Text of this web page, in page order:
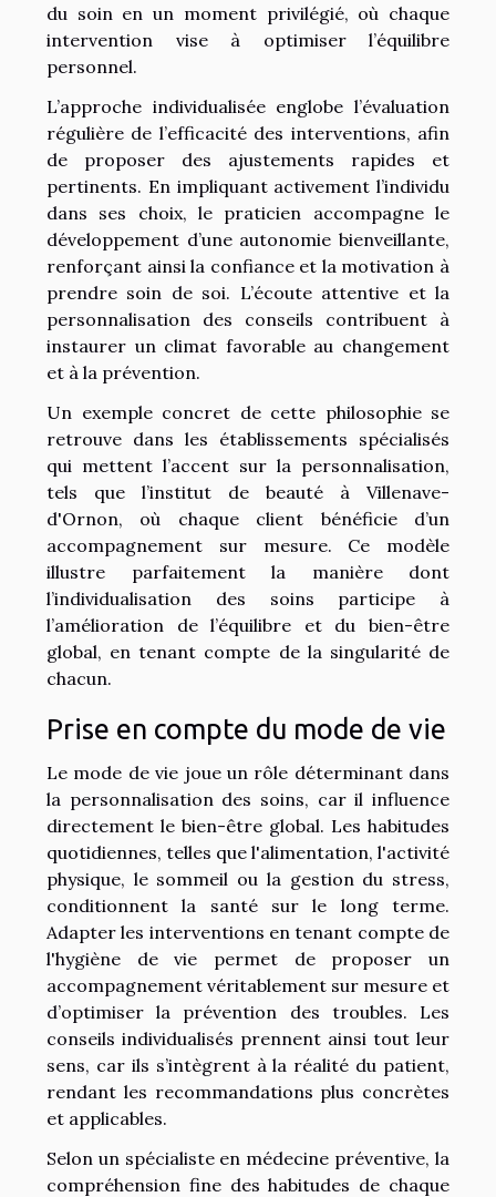
du soin en un moment privilégié, où chaque
intervention vise à optimiser l’équilibre
personnel.
L’approche individualisée englobe l’évaluation
régulière de l’efficacité des interventions, afin
de proposer des ajustements rapides et
pertinents. En impliquant activement l’individu
dans ses choix, le praticien accompagne le
développement d’une autonomie bienveillante,
renforçant ainsi la confiance et la motivation à
prendre soin de soi. L’écoute attentive et la
personnalisation des conseils contribuent à
instaurer un climat favorable au changement
et à la prévention.
Un exemple concret de cette philosophie se
retrouve dans les établissements spécialisés
qui mettent l’accent sur la personnalisation,
tels que l’institut de beauté à Villenave-
d'Ornon, où chaque client bénéficie d’un
accompagnement sur mesure. Ce modèle
illustre parfaitement la manière dont
l’individualisation des soins participe à
l’amélioration de l’équilibre et du bien-être
global, en tenant compte de la singularité de
chacun.
Prise en compte du mode de vie
Le mode de vie joue un rôle déterminant dans
la personnalisation des soins, car il influence
directement le bien-être global. Les habitudes
quotidiennes, telles que l'alimentation, l'activité
physique, le sommeil ou la gestion du stress,
conditionnent la santé sur le long terme.
Adapter les interventions en tenant compte de
l'hygiène de vie permet de proposer un
accompagnement véritablement sur mesure et
d’optimiser la prévention des troubles. Les
conseils individualisés prennent ainsi tout leur
sens, car ils s’intègrent à la réalité du patient,
rendant les recommandations plus concrètes
et applicables.
Selon un spécialiste en médecine préventive, la
compréhension fine des habitudes de chaque